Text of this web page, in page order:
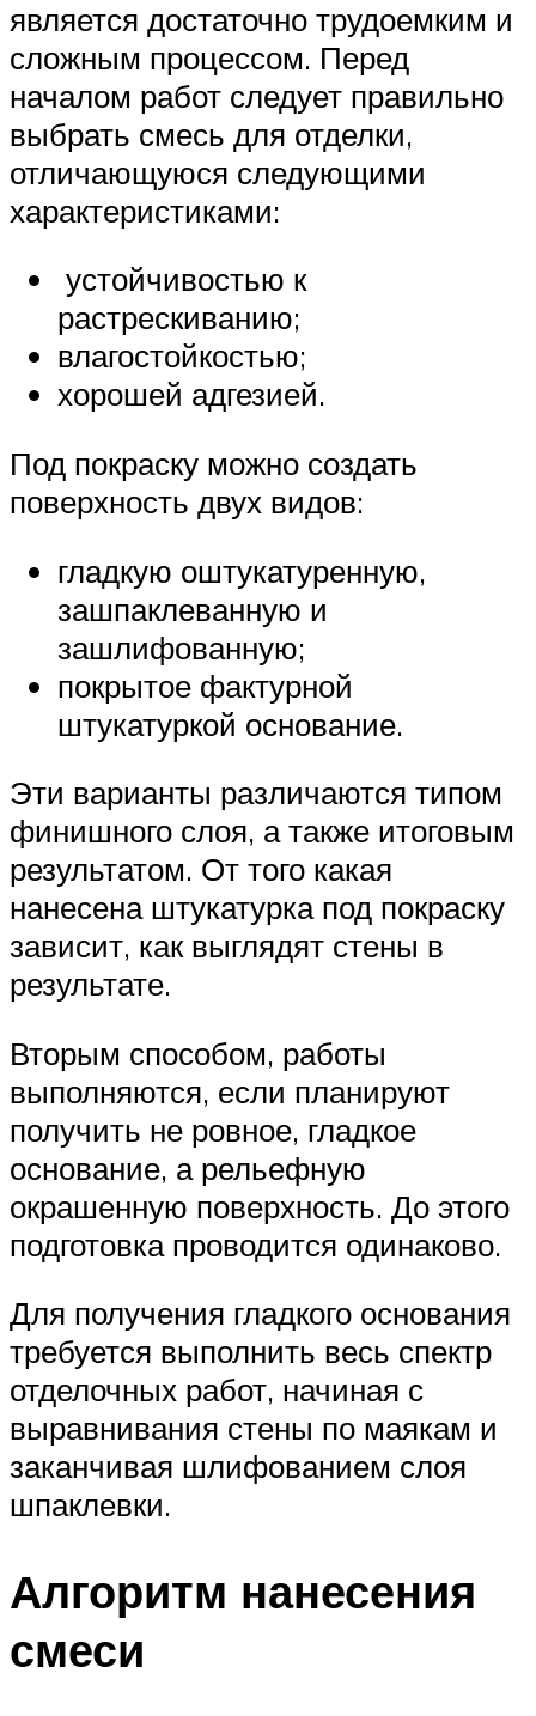
является достаточно трудоемким и
сложным процессом. Перед
началом работ следует правильно
выбрать смесь для отделки,
отличающуюся следующими
характеристиками:
устойчивостью к
растрескиванию;
влагостойкостью;
хорошей адгезией.
Под покраску можно создать
поверхность двух видов:
гладкую оштукатуренную,
зашпаклеванную и
зашлифованную;
покрытое фактурной
штукатуркой основание.
Эти варианты различаются типом
финишного слоя, а также итоговым
результатом. От того какая
нанесена штукатурка под покраску
зависит, как выглядят стены в
результате.
Вторым способом, работы
выполняются, если планируют
получить не ровное, гладкое
основание, а рельефную
окрашенную поверхность. До этого
подготовка проводится одинаково.
Для получения гладкого основания
требуется выполнить весь спектр
отделочных работ, начиная с
выравнивания стены по маякам и
заканчивая шлифованием слоя
шпаклевки.
Алгоритм нанесения
смеси